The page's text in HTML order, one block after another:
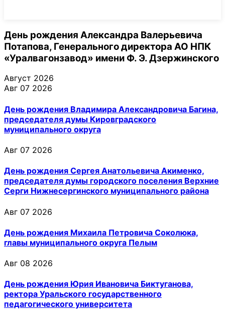
День рождения Александра Валерьевича
Потапова, Генерального директора АО НПК
«Уралвагонзавод» имени Ф. Э. Дзержинского
Август 2026
Авг 07 2026
День рождения Владимира Александровича Багина,
председателя думы Кировградского
муниципального округа
Авг 07 2026
День рождения Сергея Анатольевича Акименко,
председателя думы городского поселения Верхние
Серги Нижнесергинского муниципального района
Авг 07 2026
День рождения Михаила Петровича Соколюка,
главы муниципального округа Пелым
Авг 08 2026
День рождения Юрия Ивановича Биктуганова,
ректора Уральского государственного
педагогического университета